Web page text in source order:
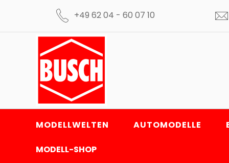
+49 62 04 - 60 07 10
MODELLWELTEN AUTOMODELLE
MODELL-SHOP